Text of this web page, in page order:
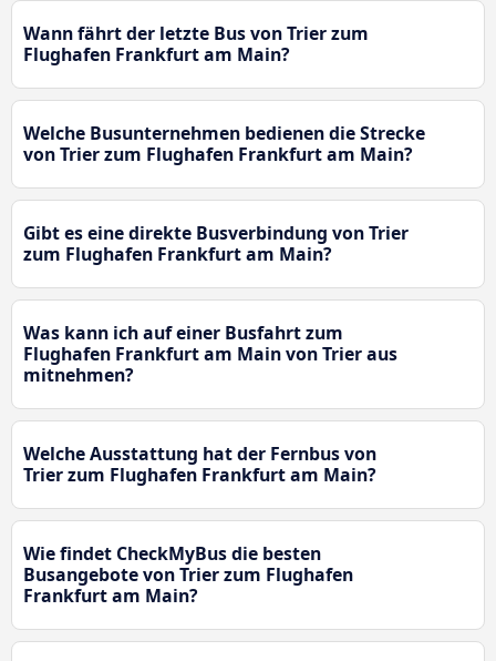
Wann fährt der letzte Bus von Trier zum
Flughafen Frankfurt am Main?
Welche Busunternehmen bedienen die Strecke
von Trier zum Flughafen Frankfurt am Main?
Gibt es eine direkte Busverbindung von Trier
zum Flughafen Frankfurt am Main?
Was kann ich auf einer Busfahrt zum
Flughafen Frankfurt am Main von Trier aus
mitnehmen?
Welche Ausstattung hat der Fernbus von
Trier zum Flughafen Frankfurt am Main?
Wie findet CheckMyBus die besten
Busangebote von Trier zum Flughafen
Frankfurt am Main?